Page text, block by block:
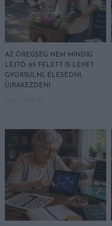
AZ ÖREGSÉG NEM MINDIG
LEJTŐ: 65 FELETT IS LEHET
GYORSULNI, ÉLESEDNI,
ÚJRAKEZDENI